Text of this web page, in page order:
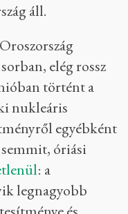
szerint
működőképes
a világon, A
világjelentés
Report) idei
– nem számolja
évek óta nem
az Egyesült
helyen Kína, a
áll.